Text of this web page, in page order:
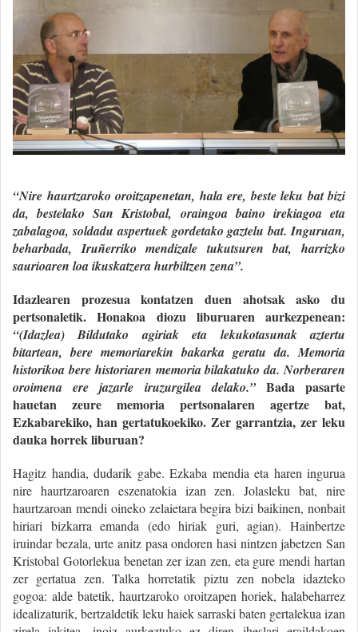
“Nire haurtzaroko oroitzapenetan, hala ere, beste leku bat bizi
da, bestelako San Kristobal, oraingoa baino irekiagoa eta
zabalagoa, soldadu aspertuek gordetako gaztelu bat. Inguruan,
beharbada, Iruñerriko mendizale tukutsuren bat, harrizko
saurioaren loa ikuskatzera hurbiltzen zena”.
Idazlearen prozesua kontatzen duen ahotsak asko du
pertsonaletik. Honakoa diozu liburuaren aurkezpenean:
“(Idazlea) Bildutako agiriak eta lekukotasunak aztertu
bitartean, bere memoriarekin bakarka geratu da. Memoria
historikoa bere historiaren memoria bilakatuko da. Norberaren
oroimena ere jazarle iruzurgilea delako.”Bada pasarte
hauetan zeure memoria pertsonalaren agertze bat,
Ezkabarekiko, han gertatukoekiko. Zer garrantzia, zer leku
dauka horrek liburuan?
Hagitz handia, dudarik gabe. Ezkaba mendia eta haren ingurua
nire haurtzaroaren eszenatokia izan zen. Jolasleku bat, nire
haurtzaroan mendi oineko zelaietara begira bizi baikinen, nonbait
hiriari bizkarra emanda (edo hiriak guri, agian). Hainbertze
iruindar bezala, urte anitz pasa ondoren hasi nintzen jabetzen San
Kristobal Gotorlekua benetan zer izan zen, eta gure mendi hartan
zer gertatua zen. Talka horretatik piztu zen nobela idazteko
gogoa: alde batetik, haurtzaroko oroitzapen horiek, halabeharrez
idealizaturik, bertzaldetik leku haiek sarraski baten gertalekua izan